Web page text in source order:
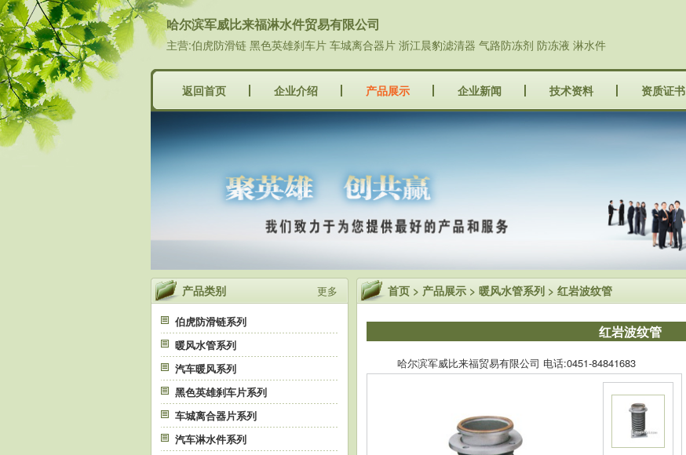
哈尔滨军威比来福淋水件贸易有限公司
主营:伯虎防滑链 黑色英雄刹车片 车城离合器片 浙江晨豹滤清器 气路防冻剂 防冻液 淋水件
返回首页 企业介绍 产品展示 企业新闻 技术资料 资质证书
更多
产品类别
伯虎防滑链系列
暖风水管系列
汽车暖风系列
黑色英雄刹车片系列
车城离合器片系列
汽车淋水件系列
首页 > 产品展示 > 暖风水管系列 > 红岩波纹管
红岩波纹管
哈尔滨军威比来福贸易有限公司 电话:0451-84841683